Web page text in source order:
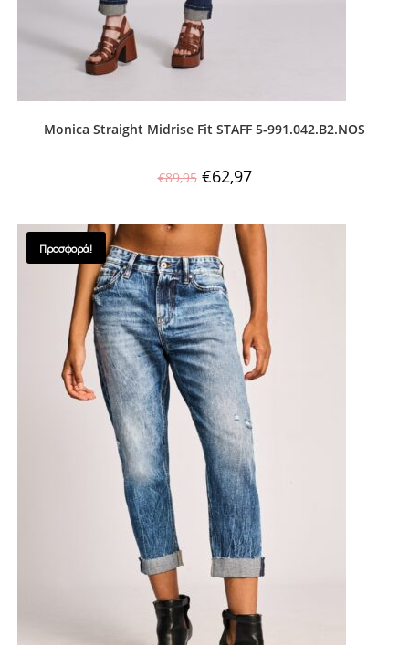
Monica Straight Midrise Fit STAFF 5-991.042.B2.NOS
€89,95 €62,97
SALES !
Προσφορά!